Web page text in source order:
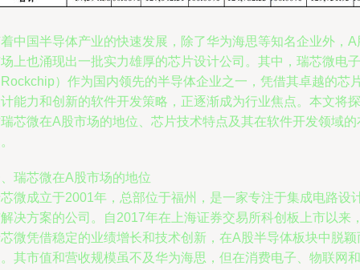
中国半导体产业的快速发展，除了华为海思等知名企业外，A
上也涌现出一批实力雄厚的芯片设计公司。其中，瑞芯微电子
）作为国内领先的半导体企业之一，凭借其卓越的芯
能力和创新的软件开发策略，正逐渐成为行业焦点。本文将探
芯微在A股市场的地位、芯片技术特点及其在软件开发领域的
瑞芯微在A股市场的地位
微成立于2001年，总部位于福州，是一家专注于集成电路设
决方案的公司。自2017年在上海证券交易所科创板上市以来
微凭借稳定的业绩增长和技术创新，在A股半导体板块中脱颖
其市值和营收规模虽不及华为海思，但在消费电子、物联网和